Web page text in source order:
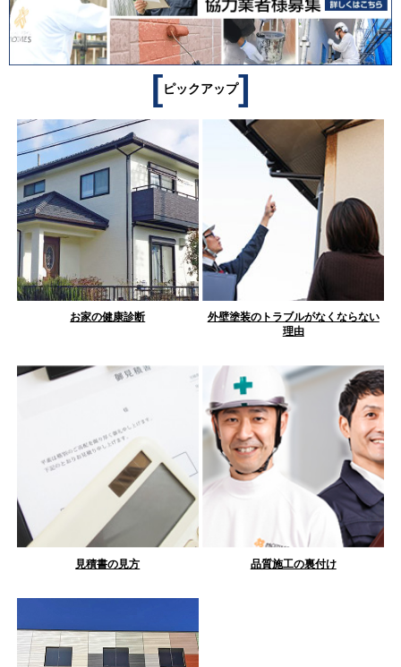
[ピックアップ]
お家の健康診断
外壁塗装のトラブルがなくならない
理由
見積書の見方 品質施工の裏付け